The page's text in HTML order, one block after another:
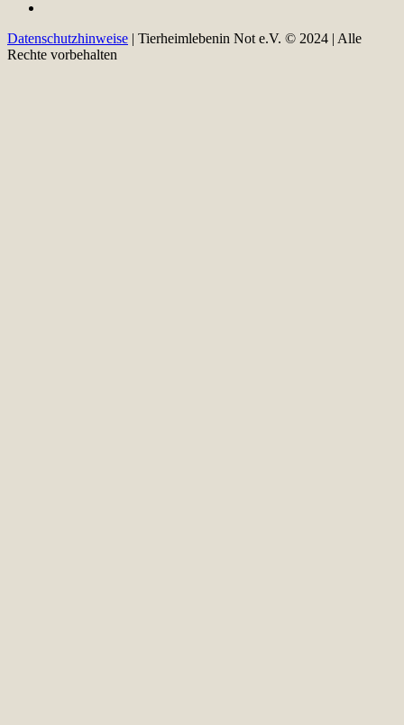
Datenschutzhinweise | Tierheimlebenin Not e.V. © 2024 | Alle
Rechte vorbehalten